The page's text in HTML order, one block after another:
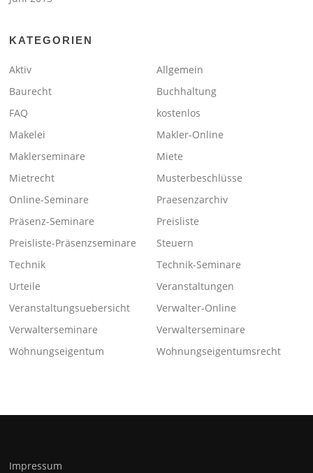
KATEGORIEN
Aktiv
Allgemein
Baurecht
Buchhaltung
FAQ
kostenlos
Makelei
Makler-Online
Maklerseminare
Miete
Mietrecht
Musterbeschlüsse
Online-Seminare
Praesenzarchiv
Präsenz-Seminare
Preisliste
Preisliste-Präsenzseminare
Steuern
Technik
Technik-Seminare
Urteile
Veranstaltungen
Veranstaltungsuebersicht
Verwalter-Online
Verwalterseminare
Verwalterseminare
Wohnungseigentum
Wohnungseigentumsrecht
Impressum